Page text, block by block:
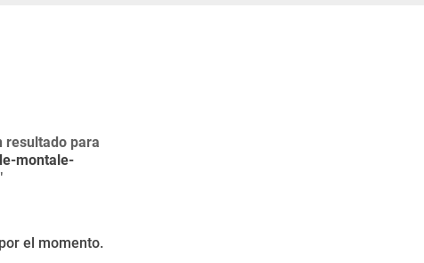
resultado para
montale-
el momento.